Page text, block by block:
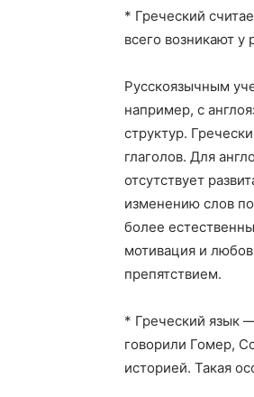
* Греческий
всего возникают у
Русскоязычным
например, с
структур.
глаголов. Для
отсутствует
изменению слов
более
мотивация и
препятствием.
* Греческий язык
говорили Гомер,
историей. Такая